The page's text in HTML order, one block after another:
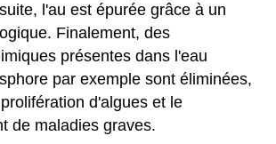
l'au est épurée grâce à un
Finalement, des
présentes dans l'eau
par exemple sont éliminées,
d'algues et le
de maladies graves.